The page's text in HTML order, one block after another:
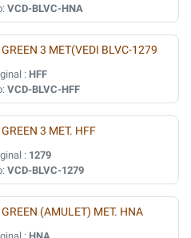
VCD-BLVC-HNA
3 MET(VEDI BLVC-1279
: HFF
VCD-BLVC-HFF
3 MET. HFF
: 1279
VCD-BLVC-1279
(AMULET) MET. HNA